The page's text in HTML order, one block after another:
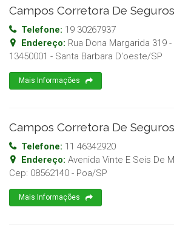
Campos Corretora De Seguros
Telefone: 19 30267937
Endereço: Rua Dona Margarida 319
13450001 - Santa Barbara D'oeste/SP
Mais Informações
Campos Corretora De Seguros
Telefone: 11 46342920
Endereço: Avenida Vinte E Seis De
Cep: 08562140 - Poa/SP
Mais Informações